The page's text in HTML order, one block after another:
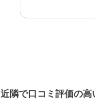
職員・スタ
近隣で口コミ評価の高